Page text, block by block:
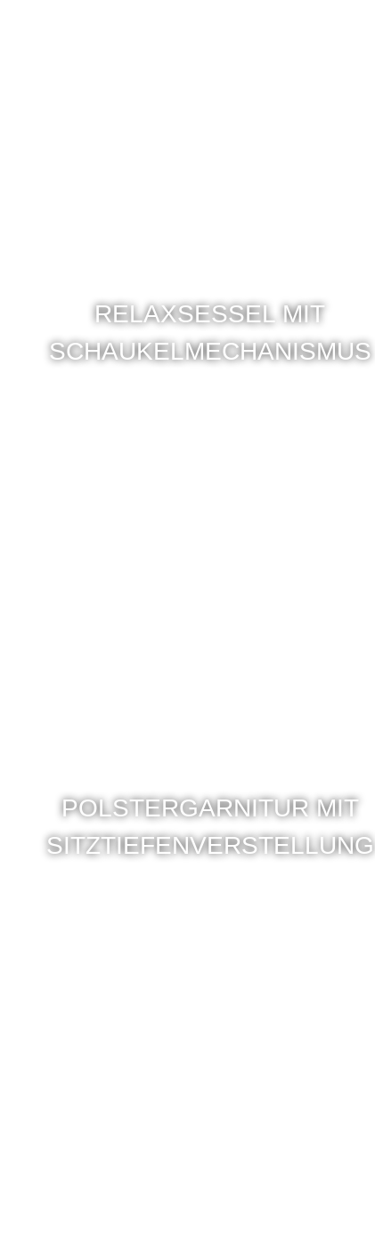
RELAXSESSEL MIT
SCHAUKELMECHANISMUS
POLSTERGARNITUR MIT
SITZTIEFENVERSTELLUNG